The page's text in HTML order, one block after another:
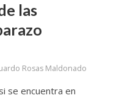
las
Rosas Maldonado
se encuentra en